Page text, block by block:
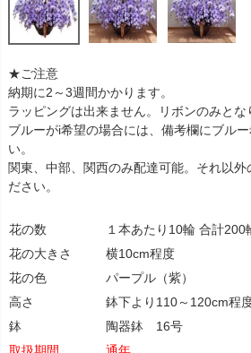
★ご注意
納期に2～3週間かかります。
ラッピングは出来ません。リボンのみとな
ブルーがi希望の場合には、備考欄にブル
い。
関東、中部、関西のみ配達可能。それ以外
ださい。
花の数
１本あたり10輪 合計200
花の大きさ
横10cm程度
花の色
パープル（紫）
高さ
鉢下より110～120cm程
鉢
陶器鉢 16号
取扱期間
通年